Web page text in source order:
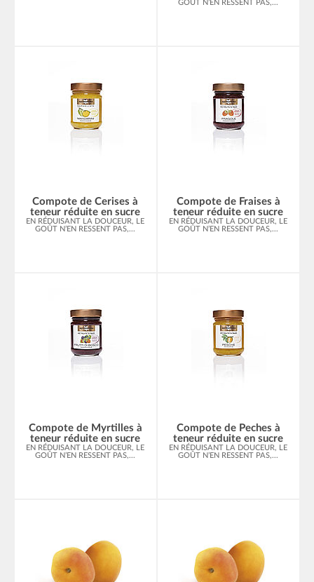
GOÛT N’EN RESSENT PAS,...
Compote de Cerises à
teneur réduite en sucre
EN RÉDUISANT LA DOUCEUR, LE
GOÛT N’EN RESSENT PAS,...
Compote de Fraises à
teneur réduite en sucre
EN RÉDUISANT LA DOUCEUR, LE
GOÛT N’EN RESSENT PAS,...
Compote de Myrtilles à
teneur réduite en sucre
EN RÉDUISANT LA DOUCEUR, LE
GOÛT N’EN RESSENT PAS,...
Compote de Peches à
teneur réduite en sucre
EN RÉDUISANT LA DOUCEUR, LE
GOÛT N’EN RESSENT PAS,...